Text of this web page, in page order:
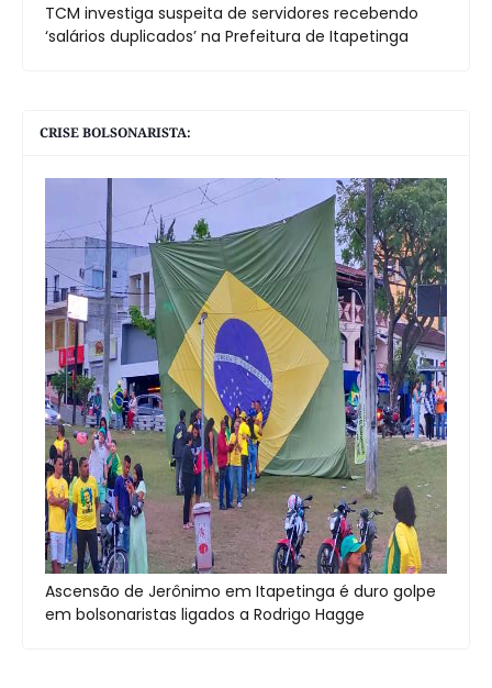
TCM investiga suspeita de servidores recebendo
‘salários duplicados’ na Prefeitura de Itapetinga
CRISE BOLSONARISTA:
Ascensão de Jerônimo em Itapetinga é duro golpe
em bolsonaristas ligados a Rodrigo Hagge